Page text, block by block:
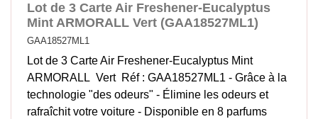
Lot de 3 Carte Air Freshener-Eucalyptus
Mint ARMORALL Vert (GAA18527ML1)
GAA18527ML1
Lot de 3 Carte Air Freshener-Eucalyptus Mint
ARMORALL Vert Réf : GAA18527ML1 - Grâce à la
technologie "des odeurs" - Élimine les odeurs et
rafraîchit votre voiture - Disponible en 8 parfums